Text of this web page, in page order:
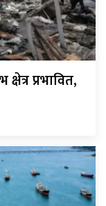
प्रभावित,